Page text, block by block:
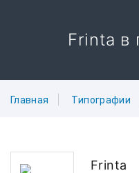
Frinta в
Главная Типографии
Frinta